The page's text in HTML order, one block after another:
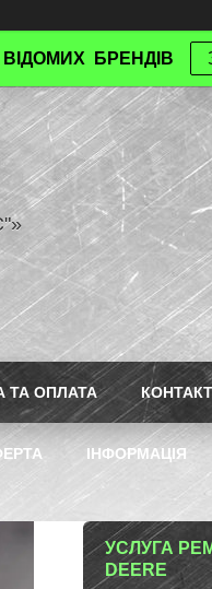
БРЕНДІВ
ТА ОПЛАТА
ІНФОРМАЦІЯ
УСЛУГА
DEERE